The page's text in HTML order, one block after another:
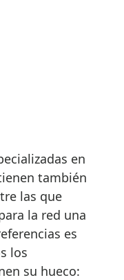
en
también
las que
la red una
es
los
su hueco: